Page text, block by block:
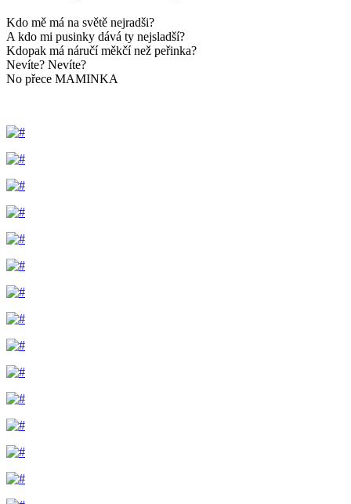
Kdo mě má na světě nejradši?
A kdo mi pusinky dává ty nejsladší?
Kdopak má náručí měkčí než peřinka?
Nevíte? Nevíte?
No přece MAMINKA